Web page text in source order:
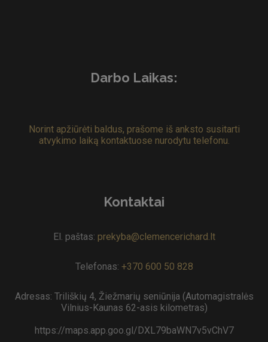
Kontaktai
El. paštas: prekyba@clemencerichard.lt
Telefonas: +370 600 50 828
Adresas: Triliškių 4, Žiežmarių seniūnija (Automagistralės
Vilnius-Kaunas 62-asis kilometras)
https://maps.app.goo.gl/DXL79baWN7v5vChV7
Darbo Laikas:
Norint apžiūrėti baldus, prašome iš anksto susitarti
atvykimo laiką kontaktuose nurodytu telefonu.